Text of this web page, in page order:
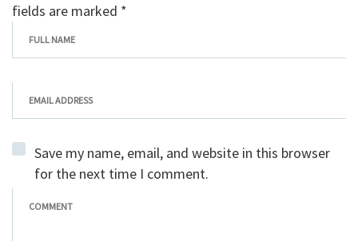
fields are marked *
Save my name, email, and website in this browser
for the next time I comment.